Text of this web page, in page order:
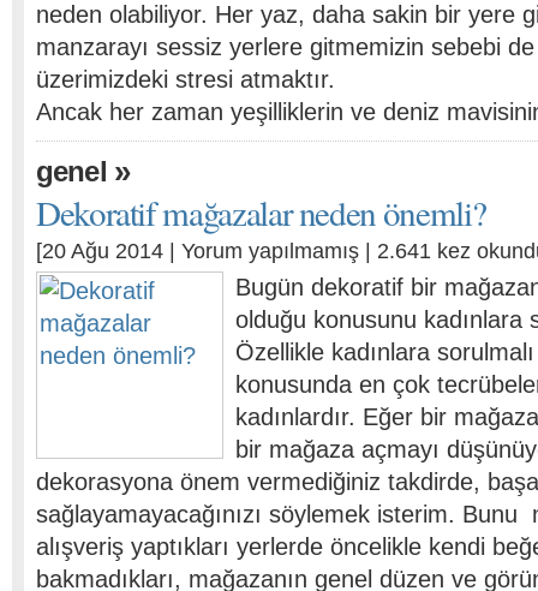
neden olabiliyor. Her yaz, daha sakin bir yere
manzarayı sessiz yerlere gitmemizin sebebi
üzerimizdeki stresi atmaktır.
Ancak her zaman yeşilliklerin ve deniz
genel »
Dekoratif mağazalar neden önemli?
[20 Ağu 2014 | Yorum yapılmamış | 2.641 kez
Bugün dekoratif bir
olduğu konusunu kadınlara
Özellikle kadınlara
konusunda en çok
kadınlardır. Eğer bir
bir mağaza açmayı
dekorasyona önem vermediğiniz takdirde,
sağlayamayacağınızı söylemek isterim. Bunu
alışveriş yaptıkları yerlerde öncelikle kendi
bakmadıkları, mağazanın genel düzen ve